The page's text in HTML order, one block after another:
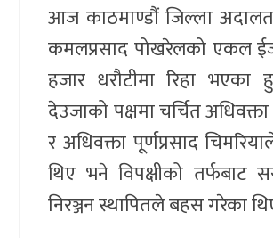
आज काठमाण्डौं जिल्ला
कमलप्रसाद पोखरेलको एकल
हजार धरौटीमा रिहा भएका
देउजाको पक्षमा चर्चित
र अधिवक्ता पूर्णप्रसाद
थिए भने विपक्षीको तर्फबाट
निरञ्जन स्थापितले बहस गरेका